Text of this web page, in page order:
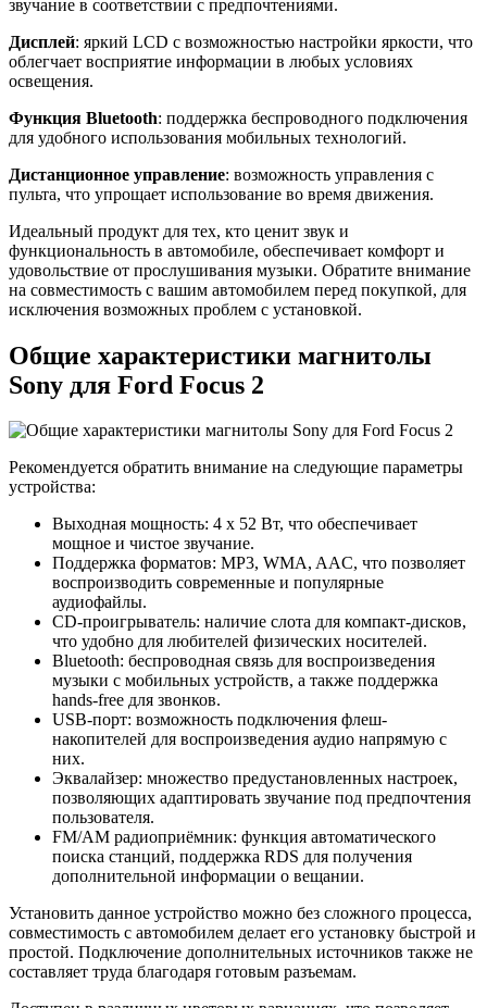
звучание в соответствии с предпочтениями.
Дисплей: яркий LCD с возможностью настройки яркости, что
облегчает восприятие информации в любых условиях
освещения.
Функция Bluetooth: поддержка беспроводного подключения
для удобного использования мобильных технологий.
Дистанционное управление: возможность управления с
пульта, что упрощает использование во время движения.
Идеальный продукт для тех, кто ценит звук и
функциональность в автомобиле, обеспечивает комфорт и
удовольствие от прослушивания музыки. Обратите внимание
на совместимость с вашим автомобилем перед покупкой, для
исключения возможных проблем с установкой.
Общие характеристики магнитолы
Sony для Ford Focus 2
Рекомендуется обратить внимание на следующие параметры
устройства:
Выходная мощность: 4 x 52 Вт, что обеспечивает
мощное и чистое звучание.
Поддержка форматов: MP3, WMA, AAC, что позволяет
воспроизводить современные и популярные
аудиофайлы.
CD-проигрыватель: наличие слота для компакт-дисков,
что удобно для любителей физических носителей.
Bluetooth: беспроводная связь для воспроизведения
музыки с мобильных устройств, а также поддержка
hands-free для звонков.
USB-порт: возможность подключения флеш-
накопителей для воспроизведения аудио напрямую с
них.
Эквалайзер: множество предустановленных настроек,
позволяющих адаптировать звучание под предпочтения
пользователя.
FM/AM радиоприёмник: функция автоматического
поиска станций, поддержка RDS для получения
дополнительной информации о вещании.
Установить данное устройство можно без сложного процесса,
совместимость с автомобилем делает его установку быстрой и
простой. Подключение дополнительных источников также не
составляет труда благодаря готовым разъемам.